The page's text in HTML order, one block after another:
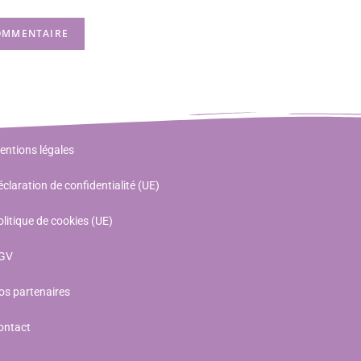
légales
de confidentialité (UE)
de cookies (UE)
partenaires